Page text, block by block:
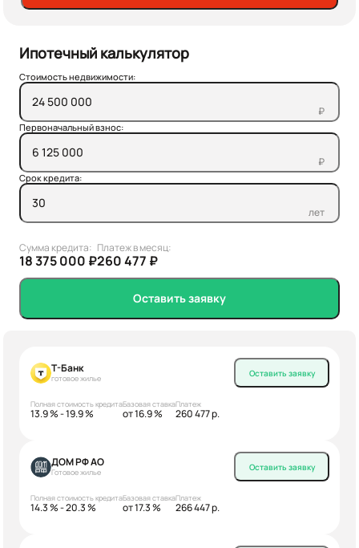
Ипотечный калькулятор
Стоимость недвижимости:
₽
Первоначальный взнос:
₽
Срок кредита:
лет
Сумма кредита:
18 375 000 ₽
Платеж в месяц:
260 477 ₽
Оставить заявку
Т-Банк
готовое жилье
Полная стоимость кредита
13.9 % - 19.9 %
Базовая ставка
от 16.9 %
Платеж
260 477 р.
Оставить заявку
ДОМ РФ АО
Готовое жилье
Полная стоимость кредита
14.3 % - 20.3 %
Базовая ставка
от 17.3 %
Платеж
266 447 р.
Оставить заявку